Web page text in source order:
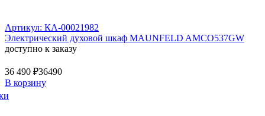
Артикул: КА-00021982
Электрический духовой шкаф MAUNFELD AMCO537GW
доступно к заказу
36 490 ₽36490
В корзину